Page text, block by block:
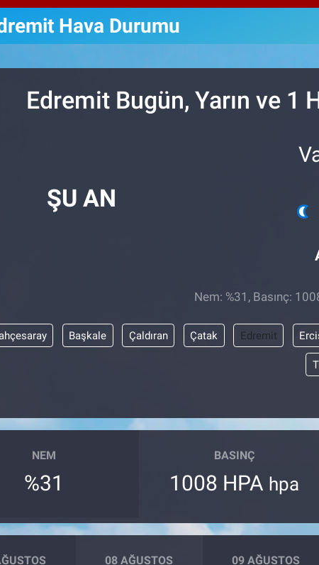
Hava Durumu
Edremit Bugün, Yarın ve 1
ŞU AN
Nem: %31, Basınç:
Başkale Çaldıran Çatak Edremit
NEM
%31
BASINÇ
1008 HPA hpa
08 AĞUSTOS 09 AĞUSTOS